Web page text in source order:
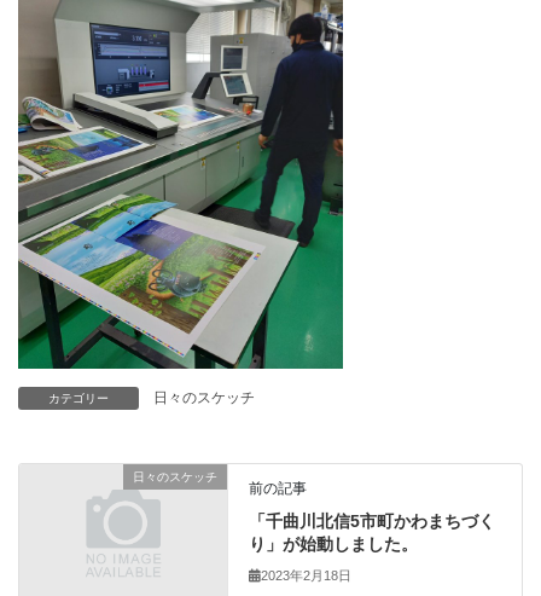
カテゴリー 日々のスケッチ
日々のスケッチ
前の記事
「千曲川北信5市町かわまちづく
り」が始動しました。
2023年2月18日